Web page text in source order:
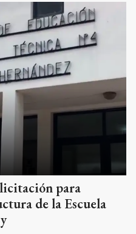
para
de la Escuela